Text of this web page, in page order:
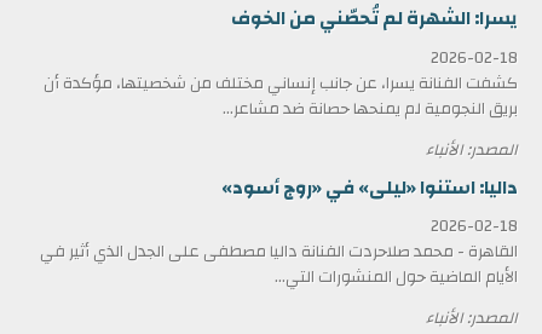
يسرا: الشهرة لم تُحصّني من الخوف
2026-02-18
كشفت الفنانة يسرا، عن جانب إنساني مختلف من شخصيتها، مؤكدة أن
بريق النجومية لم يمنحها حصانة ضد مشاعر...
المصدر: الأنباء
داليا: استنوا «ليلى» في «روج أسود»
2026-02-18
القاهرة - محمد صلاحردت الفنانة داليا مصطفى على الجدل الذي أثير في
الأيام الماضية حول المنشورات التي...
المصدر: الأنباء